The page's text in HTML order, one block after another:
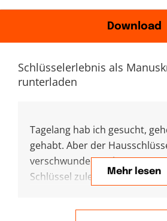
Download
Schlüsselerlebnis als
runterladen
Tagelang hab ich gesucht,
gehabt. Aber der
verschwunden. Keiner
Schlüssel zuletzt gehabt hat
blödes Gefühl. Mit dem
Mehr lesen